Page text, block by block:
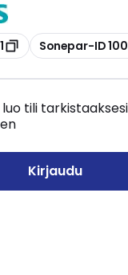
Kopioi
Sonepar-ID
tili
Kirjaudu